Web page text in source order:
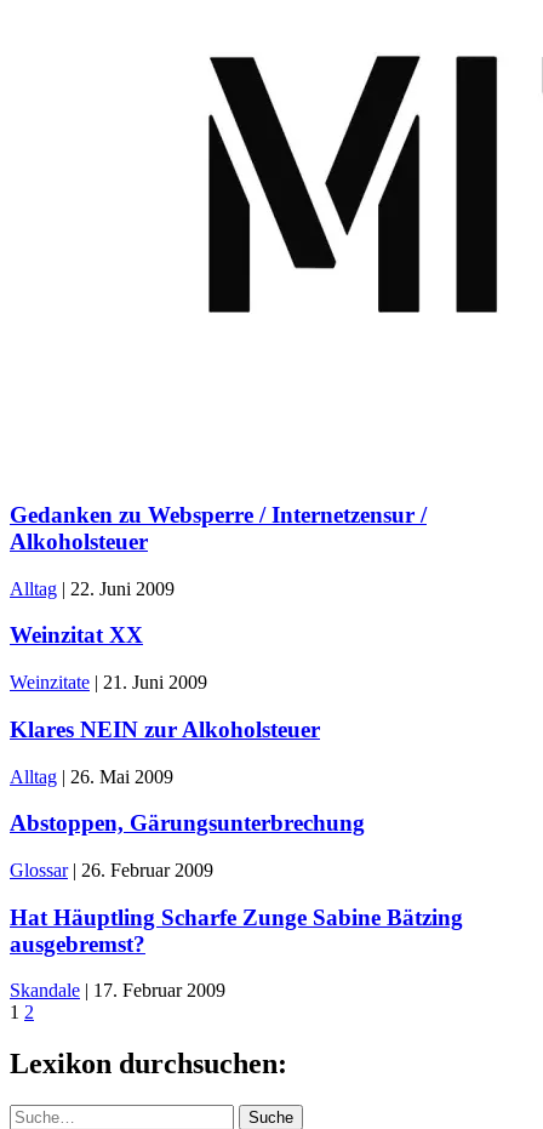
Gedanken zu Websperre / Internetzensur /
Alkoholsteuer
Alltag | 22. Juni 2009
Weinzitat XX
Weinzitate | 21. Juni 2009
Klares NEIN zur Alkoholsteuer
Alltag | 26. Mai 2009
Abstoppen, Gärungsunterbrechung
Glossar | 26. Februar 2009
Hat Häuptling Scharfe Zunge Sabine Bätzing
ausgebremst?
Skandale
17. Februar 2009
1 2
Lexikon durchsuchen:
Suche Suche